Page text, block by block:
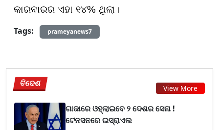
କାରବାରର ଏହା ୧୪% ଥିଲା।
Tags:
prameyanews7
ବିଦେଶ View More
ଗାଜାରେ ଓହ୍ଲାଇବେ ୨ ଦେଶର ସେନା !
ଟେନସନରେ ଇସ୍ରାଏଲ